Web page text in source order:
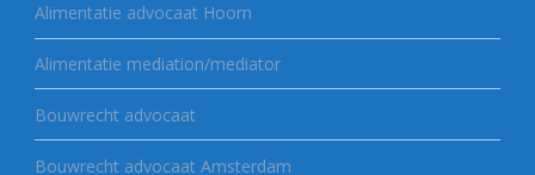
Alimentatie advocaat Hoorn
Alimentatie mediation/mediator
Bouwrecht advocaat
Bouwrecht advocaat Amsterdam